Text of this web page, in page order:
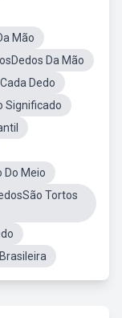
Mão
Da Mão
Dedo
Significado
Do Meio
Tortos